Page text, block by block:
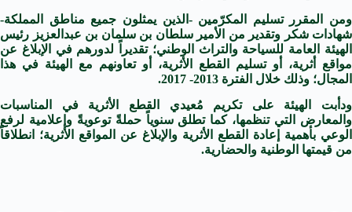
ومن المقرر تسليم المكرّمين -الذين يمثلون جميع مناطق المملكة-
شهادات شكر وتقدير من الأمير سلطان بن سلمان بن عبدالعزيز رئيس
الهيئة العامة للسياحة والتراث الوطني؛ تقديراً لدورهم في الإبلاغ عن
مواقع أثرية، أو تسليم القطع الأثرية، أو تعاونهم مع الهيئة في هذا
المجال؛ وذلك خلال الفترة 2013- 2017.
ودأبت الهيئة على تكريم مُعيدي القطع الأثرية في المناسبات
والمعارض التي تنظمها، كما تطلق سنوياً حملةً توعويةً وإعلامية لرفع
الوعي بأهمية إعادة القطع الأثرية والإبلاغ عن المواقع الأثرية؛ انطلاقاً
من قيمتها الوطنية والحضارية.